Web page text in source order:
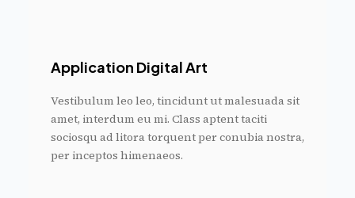
Application Digital Art
Vestibulum leo leo, tincidunt ut malesuada sit
amet, interdum eu mi. Class aptent taciti
sociosqu ad litora torquent per conubia nostra,
per inceptos himenaeos.